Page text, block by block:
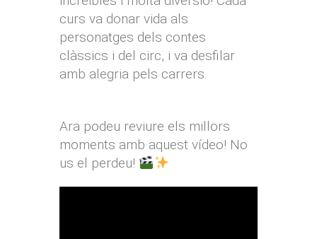
curs va donar vida als
personatges dels contes
clàssics i del circ, i va desfilar
amb alegria pels carrers.
Ara podeu reviure els millors
moments amb aquest vídeo! No
us el perdeu!